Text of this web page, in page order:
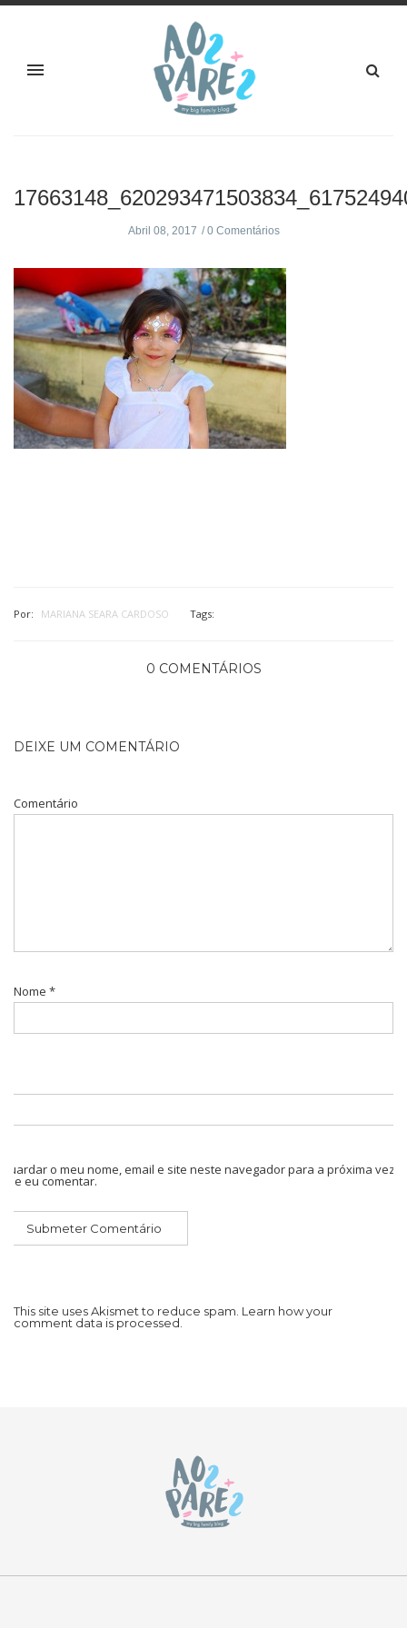
Abril 08, 2017 0 Comentários
Por: MARIANA SEARA CARDOSO Tags:
0 COMENTÁRIOS
DEIXE UM COMENTÁRIO
Comentário
Nome *
Guardar o meu nome, email e site neste navegador para a próxima vez
que eu comentar.
This site uses Akismet to reduce spam. Learn how your
comment data is processed.